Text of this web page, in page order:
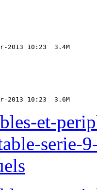
2013 10:23  3.6M
et-
serie-